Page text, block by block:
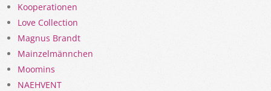
Kooperationen
Love Collection
Magnus Brandt
Mainzelmännchen
Moomins
NAEHVENT